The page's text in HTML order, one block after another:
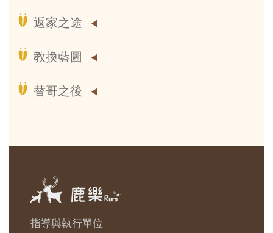
返家之途
教換藍圖
替哥之後
指導與執行單位